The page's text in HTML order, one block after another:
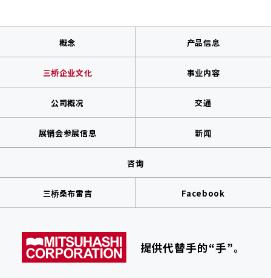
概念 产品信息
三桥企业文化 事业内容
公司概况 交通
展销会参展信息 新闻
咨询
三桥桑布雷吉 Facebook
提供代替手的“手”。